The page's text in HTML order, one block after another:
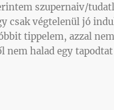
szupernaiv/
csak végtelenül jó
tippelem, azzal
nem halad egy tapodtat